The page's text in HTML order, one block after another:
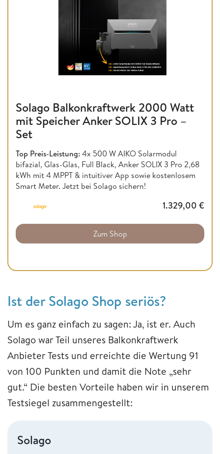
Solago Balkonkraftwerk 2000 Watt
mit Speicher Anker SOLIX 3 Pro –
Set
Top Preis-Leistung:4x 500 W AIKO Solarmodul
bifazial, Glas-Glas, Full Black, Anker SOLIX 3 Pro 2,68
kWh mit 4 MPPT & intuitiver App sowie kostenlosem
Smart Meter. Jetzt bei Solago sichern!
1.329,00 €
Zum Shop
Ist der Solago Shop seriös?
Um es ganz einfach zu sagen: Ja, ist er. Auch
Solago war Teil unseres Balkonkraftwerk
Anbieter Tests und erreichte die Wertung 91
von 100 Punkten und damit die Note „sehr
gut.“ Die besten Vorteile haben wir in unserem
Testsiegel zusammengestellt:
Solago